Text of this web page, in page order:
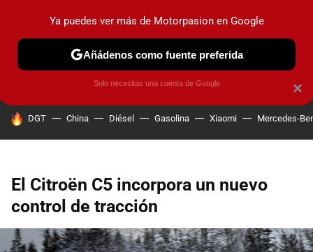
PRUEBAS COCHES ELÉCTRICOS OBSERVATORIO
HOY SE HABLA DE
DGT China Diésel Gasolina Xiaomi Mercedes-
El Citroën C5 incorpora un nuevo
control de tracción
×
Ya puedes ver más de Motorpasion en Google
Añádenos como fuente preferida
Solo necesitas una cuenta de Google